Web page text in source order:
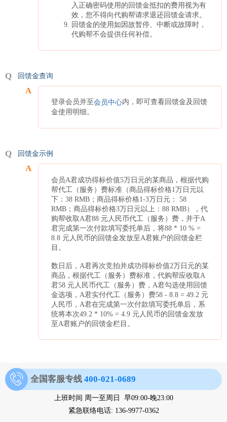
入正确密码使用的回馈金抵扣的费用视为有
效，您不得向代购帮请求退还回馈金请求。
回馈金的使用如因故暂停、中断或故障时，
代购帮不会提供任何补偿。
回馈金查询
登录会员并至会员中心内，即可查看回馈金及回馈
金使用明细。
回馈金示例
会员A君成功得标价值5万日元的某商品，根据代购
帮代工（服务）费标准（商品得标价格1万日元以
下：38 RMB；商品得标价格1-3万日元： 58
RMB；商品得标价格3万日元以上：88 RMB），代
购帮收取A君88 元人民币代工（服务）费，并于A
君完成第一次付款填写委托单后，将88 * 10 % =
8.8 元人民币的回馈金发放至A君账户的回馈金栏
目。
数日后，A君再次竞拍并成功得标价值2万日元的某
商品，根据代工（服务）费标准，代购帮应收取A
君58 元人民币代工（服务）费，A君勾选使用回馈
金选项，A君实付代工（服务）费58 - 8.8 = 49.2 元
人民币，A君在完成第一次付款填写委托单后，系
统将本次49.2 * 10% = 4.9 元人民币的回馈金发放
至A君账户的回馈金栏目。
全国客服专线 400-021-0689
上班时间 周一至周日 早09:00-晚23:00
紧急联络电话: 136-9977-0362